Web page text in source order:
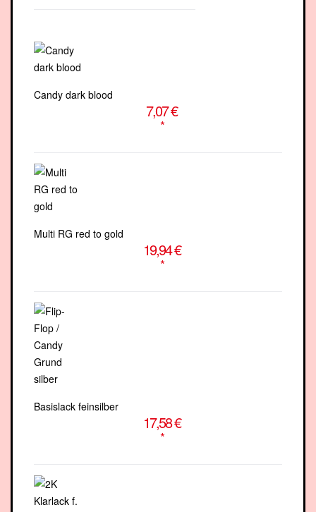
Candy dark blood
7,07 €
*
Multi RG red to gold
19,94 €
*
Basislack feinsilber
17,58 €
*